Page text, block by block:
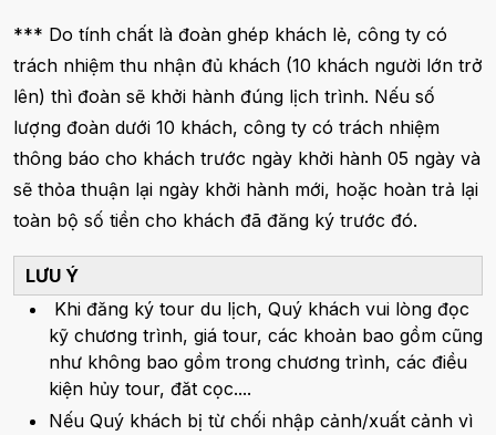
*** Do tính chất là đoàn ghép khách lẻ, công ty có
trách nhiệm thu nhận đủ khách (10 khách người lớn trở
lên) thì đoàn sẽ khởi hành đúng lịch trình. Nếu số
lượng đoàn dưới 10 khách, công ty có trách nhiệm
thông báo cho khách trước ngày khởi hành 05 ngày và
sẽ thỏa thuận lại ngày khởi hành mới, hoặc hoàn trả lại
toàn bộ số tiền cho khách đã đăng ký trước đó.
LƯU Ý
Khi đăng ký tour du lịch, Quý khách vui lòng đọc
kỹ chương trình, giá tour, các khoản bao gồm cũng
như không bao gồm trong chương trình, các điều
kiện hủy tour, đăt cọc....
Nếu Quý khách bị từ chối nhập cảnh/xuất cảnh vì